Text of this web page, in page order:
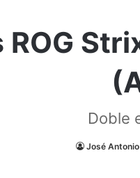
ROG
Doble
José